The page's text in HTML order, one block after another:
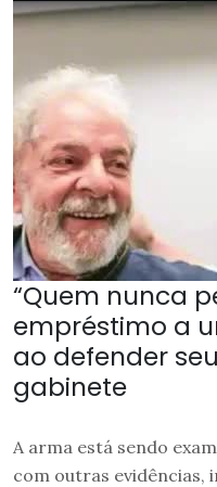
“Quem nunca
empréstimo a
ao defender
gabinete
A arma está sendo
com outras evidências,